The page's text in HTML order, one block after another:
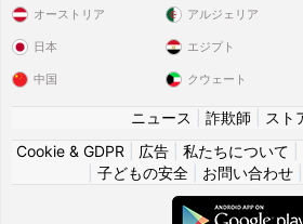
オーストリア
日本
中国
アルジェリア
エジプト
クウェート
ニュース 詐欺師 スト
Cookie & GDPR
広告 私たちについて
子どもの安全| お問い合わせ|